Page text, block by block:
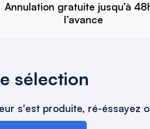
Annulation gratuite jusqu’à
l’avance
sélection
s'est produite, ré-éssayez